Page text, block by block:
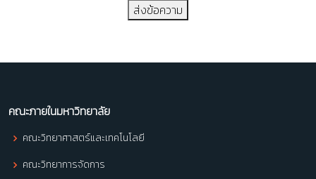
ส่งข้อความ
คณะภายในมหาวิทยาลัย
คณะวิทยาศาสตร์และเทคโนโลยี
คณะวิทยาการจัดการ